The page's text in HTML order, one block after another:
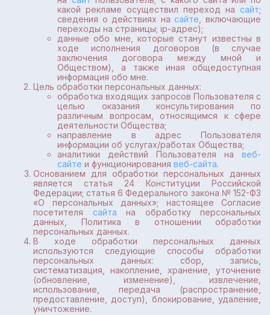
какой рекламе осуществил переход на сайт;
сведения о действиях насайте , включающие
переходы на страницы; ip-адрес);
данные обо мне, которые станут известны в
ходе исполнения договоров (в случае
заключения договора между мной и
Обществом), а также иная общедоступная
информация обо мне.
Цель обработки персональных данных:
обработка входящих запросов Пользователя с
целью оказания консультирования по
различным вопросам, относящимся к сфере
деятельности Общества;
направление в адрес Пользователя
информации об услугах/работах Общества;
аналитики действий Пользователя на веб-
сайте и функционирования веб-сайта.
Основанием для обработки персональных данных
является статья 24 Конституции Российской
Федерации; статья 6 Федерального закона № 152-ФЗ
«О персональных данных»; настоящее Согласие
посетителя сайта на обработку персональных
данных, Политика в отношении обработки
персональных данных.
В ходе обработки персональных данных
используются следующие способы обработки
персональных данных: сбор, запись,
систематизация, накопление, хранение, уточнение
(обновление, изменение), извлечение,
использование, передача (распространение,
предоставление, доступ), блокирование, удаление,
уничтожение.